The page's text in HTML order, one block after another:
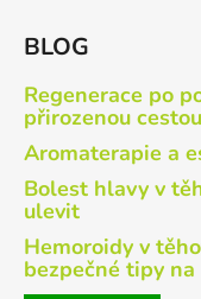
BLOG
Regenerace po
přirozenou cestou
Aromaterapie a
Bolest hlavy v
ulevit
Hemoroidy v
bezpečné tipy na